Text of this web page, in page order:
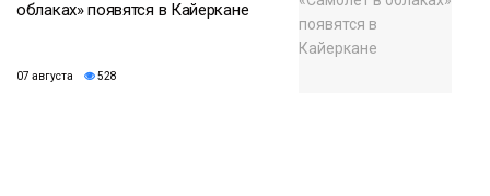
облаках» появятся в Кайеркане
07 августа 528